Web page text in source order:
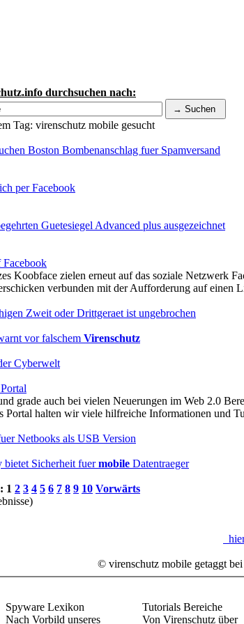
durchsuchen nach:
Tag: virenschutz mobile gesucht
Boston Bombenanschlag fuer Spamversand
per Facebook
Guetesiegel Advanced plus ausgezeichnet
Koobface zielen erneut auf das soziale Netzwerk
verbunden mit der Aufforderung auf einen
Zweit oder Drittgeraet ist ungebrochen
vor falschem Virenschutz
Cyberwelt
grade auch bei vielen Neuerungen im Web 2.0
Portal halten wir viele hilfreiche Informationen und
Netbooks als USB Version
Sicherheit fuermobile Datentraeger
1 2 3 4 5 6 7 8 9 10 Vorwärts
© virenschutz mobile getaggt
Spyware Lexikon
Nach Vorbild unseres
Tutorials Bereiche
Von Virenschutz über